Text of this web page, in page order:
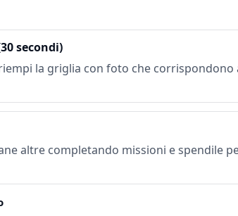
secondi)
la griglia con foto che
altre completando missioni e spendile